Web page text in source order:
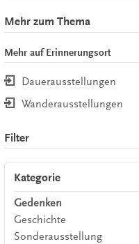
Mehr zum Thema
Mehr auf Erinnerungsort
Dauerausstellungen
Wanderausstellungen
Filter
Kategorie
Gedenken
Geschichte
Sonderausstellung